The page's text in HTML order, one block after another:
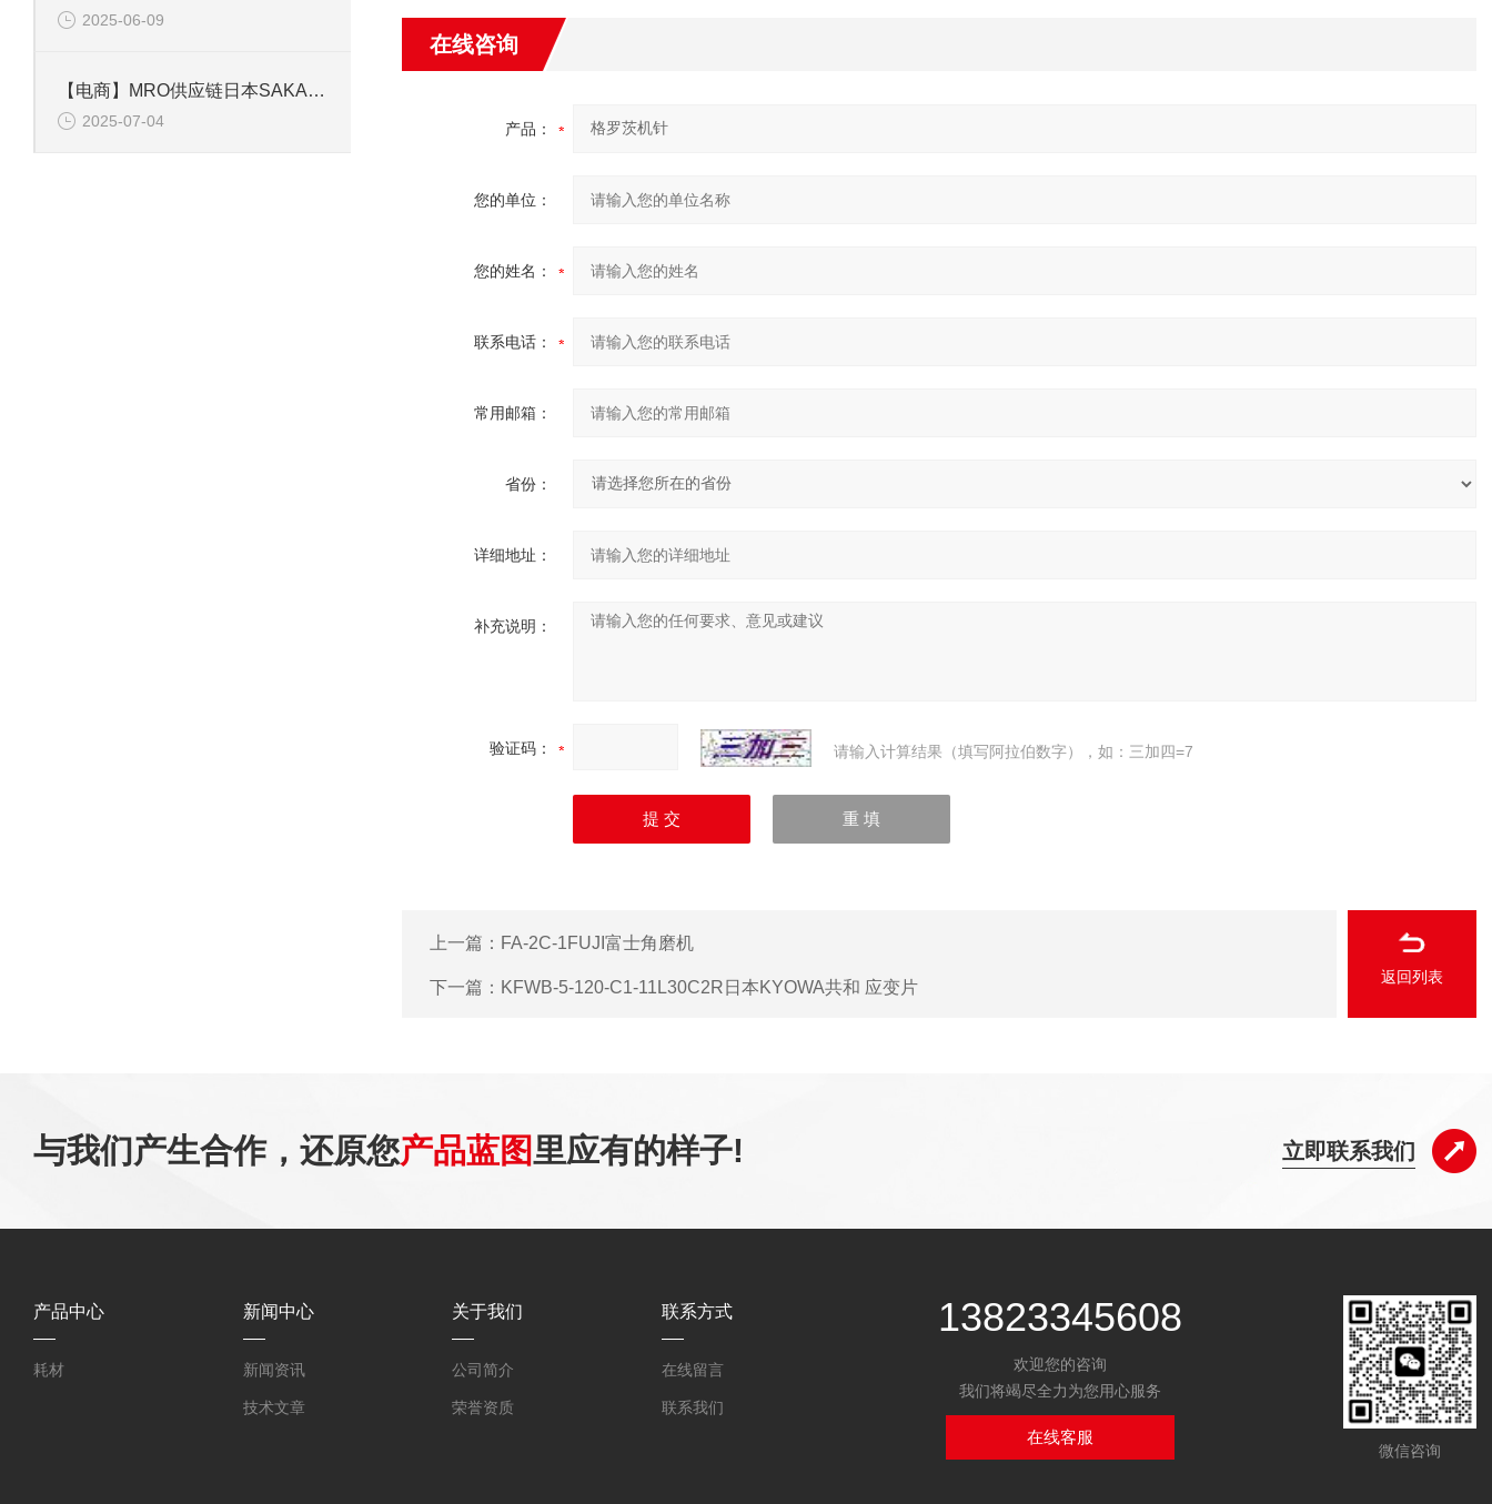
2025-06-09
【电商】MRO供应链日本SAKAGUCHI坂口电热 加热器YIR12040K
2025-07-04
在线咨询
产品：
您的单位：
您的姓名：
联系电话：
常用邮箱：
省份：
详细地址：
补充说明：
验证码： 请输入计算结果（填写阿拉伯数字），如：三加四=7
上一篇： FA-2C-1FUJI富士角磨机
下一篇： KFWB-5-120-C1-11L30C2R日本KYOWA共和 应变片
返回列表
与我们产生合作，还原您产品蓝图里应有的样子! 立即联系我们
产品中心
耗材
新闻中心
新闻资讯
技术文章
关于我们
公司简介
荣誉资质
联系方式
在线留言
联系我们
13823345608
欢迎您的咨询
我们将竭尽全力为您用心服务
在线客服
微信咨询